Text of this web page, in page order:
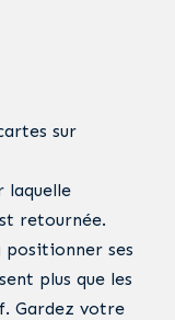
sur
laquelle
retournée.
positionner ses
plus que les
Gardez votre